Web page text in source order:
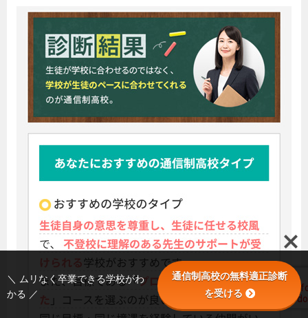
＼ ムリなく卒業できる学校がわ
かる ／
通信制高校の無料適正診断
を受ける